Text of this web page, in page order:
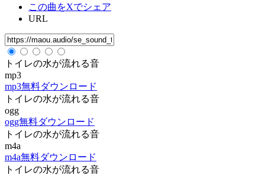
この曲をXでシェア
URL
トイレの水が流れる音
mp3
mp3無料ダウンロード
トイレの水が流れる音
ogg
ogg無料ダウンロード
トイレの水が流れる音
m4a
m4a無料ダウンロード
トイレの水が流れる音